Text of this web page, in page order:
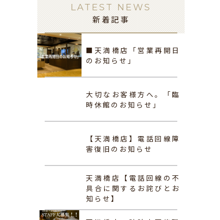
LATEST NEWS
新着記事
■天満橋店「営業再開日
のお知らせ」
大切なお客様方へ。「臨
時休館のお知らせ」
【天満橋店】電話回線障
害復旧のお知らせ
天満橋店【電話回線の不
具合に関するお詫びとお
知らせ】